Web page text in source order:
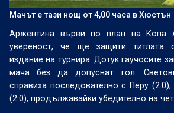
Мачът е тази нощ от 4,00 часа в Хюстън
Аржентина върви по план на Копа
увереност, че ще защити титлата
издание на турнира. Дотук гаучосите
мача без да допуснат гол.
справиха последователно с Перу
(2:0), продължавайки убедително на